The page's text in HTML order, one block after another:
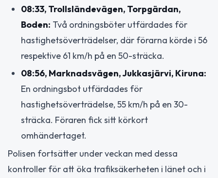
08:33, Trollsländevägen, Torpgärdan,
Boden: Två ordningsböter utfärdades för
hastighetsöverträdelser, där förarna körde i 56
respektive 61 km/h på en 50-sträcka.
08:56, Marknadsvägen, Jukkasjärvi, Kiruna:
En ordningsbot utfärdades för
hastighetsöverträdelse, 55 km/h på en 30-
sträcka. Föraren fick sitt körkort
omhändertaget.
Polisen fortsätter under veckan med dessa
kontroller för att öka trafiksäkerheten i länet och i